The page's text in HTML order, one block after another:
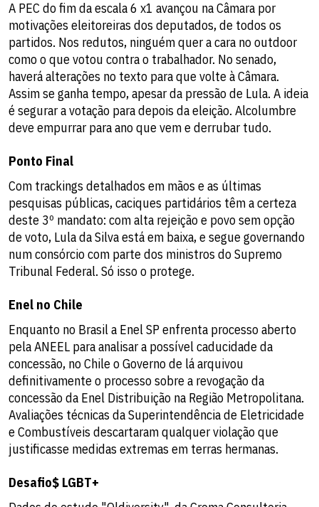
A PEC do fim da escala 6 x1 avançou na Câmara por
motivações eleitoreiras dos deputados, de todos os
partidos. Nos redutos, ninguém quer a cara no outdoor
como o que votou contra o trabalhador. No senado,
haverá alterações no texto para que volte à Câmara.
Assim se ganha tempo, apesar da pressão de Lula. A ideia
é segurar a votação para depois da eleição. Alcolumbre
deve empurrar para ano que vem e derrubar tudo.
Ponto Final
Com trackings detalhados em mãos e as últimas
pesquisas públicas, caciques partidários têm a certeza
deste 3º mandato: com alta rejeição e povo sem opção
de voto, Lula da Silva está em baixa, e segue governando
num consórcio com parte dos ministros do Supremo
Tribunal Federal. Só isso o protege.
Enel no Chile
Enquanto no Brasil a Enel SP enfrenta processo aberto
pela ANEEL para analisar a possível caducidade da
concessão, no Chile o Governo de lá arquivou
definitivamente o processo sobre a revogação da
concessão da Enel Distribuição na Região Metropolitana.
Avaliações técnicas da Superintendência de Eletricidade
e Combustíveis descartaram qualquer violação que
justificasse medidas extremas em terras hermanas.
Desafio$ LGBT+